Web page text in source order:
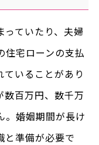
っていたり、夫婦
住宅ローンの支払
いることがあり
数百万円、数千万
。婚姻期間が長け
と準備が必要で